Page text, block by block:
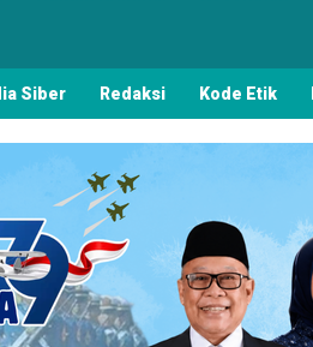
Siber Redaksi Kode Etik